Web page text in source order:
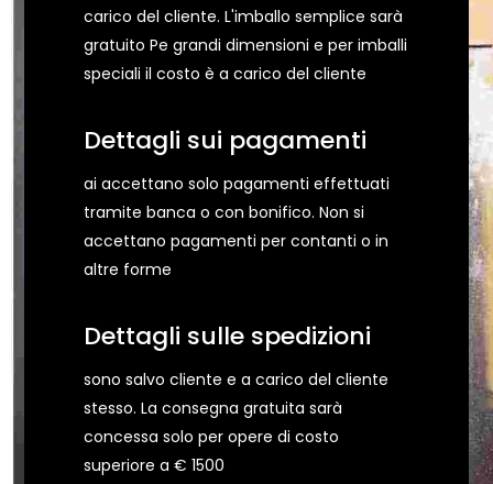
carico del cliente. L'imballo semplice sarà
gratuito Pe grandi dimensioni e per imballi
speciali il costo è a carico del cliente
Dettagli sui pagamenti
ai accettano solo pagamenti effettuati
tramite banca o con bonifico. Non si
accettano pagamenti per contanti o in
altre forme
Dettagli sulle spedizioni
sono salvo cliente e a carico del cliente
stesso. La consegna gratuita sarà
concessa solo per opere di costo
superiore a € 1500